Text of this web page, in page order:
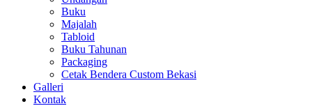
Buku
Majalah
Tabloid
Buku Tahunan
Packaging
Cetak Bendera Custom Bekasi
Galleri
Kontak